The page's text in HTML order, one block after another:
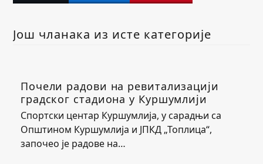
Још чланака из исте категорије
Почели радови на ревитализацији
градског стадиона у Куршумлији
Спортски центар Куршумлија, у сарадњи са
Општином Куршумлија и ЈПКД „Топлица“,
започео је радове на…